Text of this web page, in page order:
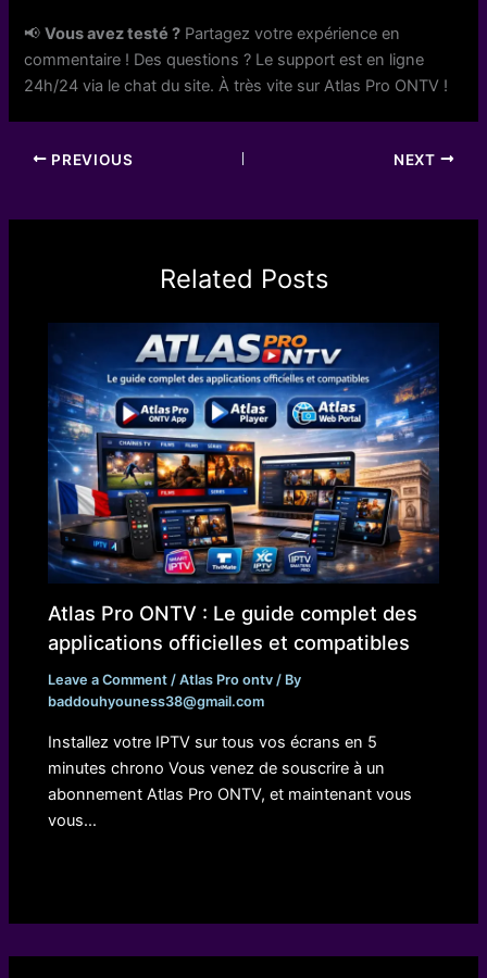
📢Vous avez testé ? Partagez votre expérience en
commentaire ! Des questions ? Le support est en ligne
24h/24 via le chat du site. À très vite sur Atlas Pro ONTV !
PREVIOUS NEXT
Related Posts
Atlas Pro ONTV : Le guide complet des
applications officielles et compatibles
Leave a Comment /Atlas Pro ontv / By
baddouhyouness38@gmail.com
Installez votre IPTV sur tous vos écrans en 5
minutes chrono Vous venez de souscrire à un
abonnement Atlas Pro ONTV, et maintenant vous
vous…